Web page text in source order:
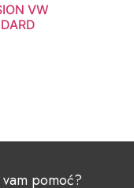
VW
pomoć?